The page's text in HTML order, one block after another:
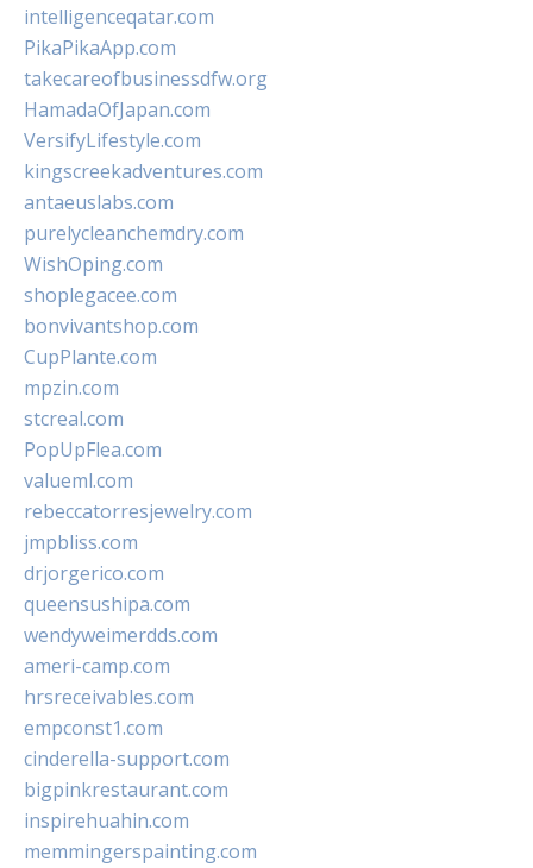
intelligenceqatar.com
PikaPikaApp.com
takecareofbusinessdfw.org
HamadaOfJapan.com
VersifyLifestyle.com
kingscreekadventures.com
antaeuslabs.com
purelycleanchemdry.com
WishOping.com
shoplegacee.com
bonvivantshop.com
CupPlante.com
mpzin.com
stcreal.com
PopUpFlea.com
valueml.com
rebeccatorresjewelry.com
jmpbliss.com
drjorgerico.com
queensushipa.com
wendyweimerdds.com
ameri-camp.com
hrsreceivables.com
empconst1.com
cinderella-support.com
bigpinkrestaurant.com
inspirehuahin.com
memmingerspainting.com